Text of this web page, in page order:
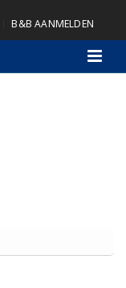
B&B AANMELDEN